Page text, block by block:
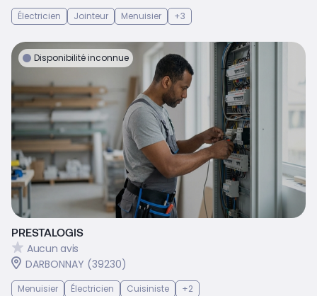
Électricien
Jointeur Menuisier +3
Disponibilité inconnue
PRESTALOGIS
Aucun avis
DARBONNAY (39230)
Menuisier Électricien Cuisiniste +2